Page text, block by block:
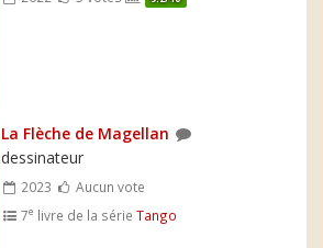
La Flèche de Magellan
dessinateur
2023
Aucun vote
7e livre de la sérieTango